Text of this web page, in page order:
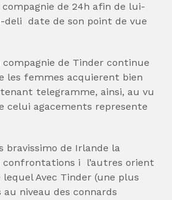
de 24h afin de lui-
date de son point de vue
de Tinder continue
les femmes acquierent bien
telegramme, ainsi, au vu
celui agacements represente
bravissimo de Irlande la
confrontations i l’autres orient
Avec Tinder (une plus
niveau des connards